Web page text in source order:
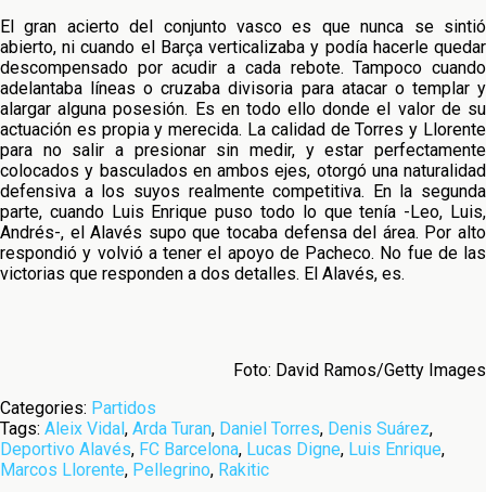
El gran acierto del conjunto vasco es que nunca se sintió
abierto, ni cuando el Barça verticalizaba y podía hacerle quedar
descompensado por acudir a cada rebote. Tampoco cuando
adelantaba líneas o cruzaba divisoria para atacar o templar y
alargar alguna posesión. Es en todo ello donde el valor de su
actuación es propia y merecida. La calidad de Torres y Llorente
para no salir a presionar sin medir, y estar perfectamente
colocados y basculados en ambos ejes, otorgó una naturalidad
defensiva a los suyos realmente competitiva. En la segunda
parte, cuando Luis Enrique puso todo lo que tenía -Leo, Luis,
Andrés-, el Alavés supo que tocaba defensa del área. Por alto
respondió y volvió a tener el apoyo de Pacheco. No fue de las
victorias que responden a dos detalles. El Alavés, es.
Foto: David Ramos/Getty Images
Categories: Partidos
Tags: Aleix Vidal, Arda Turan, Daniel Torres, Denis Suárez,
Deportivo Alavés, FC Barcelona, Lucas Digne, Luis Enrique,
Marcos Llorente, Pellegrino, Rakitic